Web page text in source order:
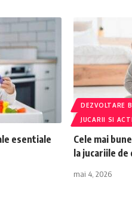
esentiale
DEZVOLTARE
JUCARII SI
Cele mai
la jucariile
mai 4, 2026